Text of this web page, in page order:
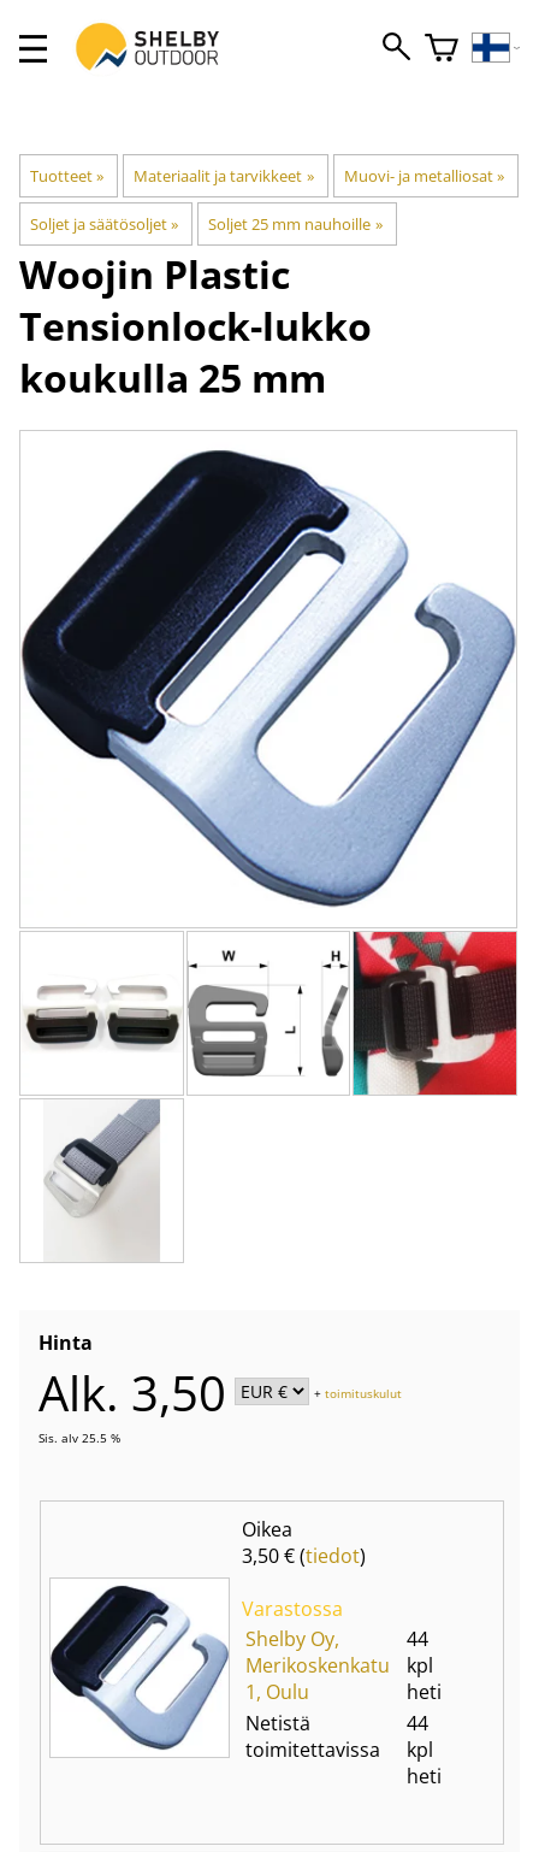
Tuotteet‪» Materiaalit ja tarvikkeet ‪» Muovi- ja metalliosat‪»
Soljet ja säätösoljet‪» Soljet 25 mm nauhoille ‪»
Woojin Plastic
Tensionlock-lukko
koukulla 25 mm
Hinta
Alk. 3,50 +toimituskulut
Sis. alv 25.5 %
Oikea
3,50 € (tiedot)
Varastossa
Shelby Oy,
Merikoskenkatu
1, Oulu
44
kpl
heti
Netistä
toimitettavissa
44
kpl
heti